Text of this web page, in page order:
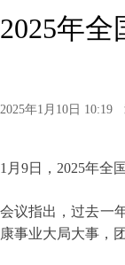
2025年
1月9日，2025年全
会议指出，过去一
康事业大局大事，
2025年1月10日 10:19